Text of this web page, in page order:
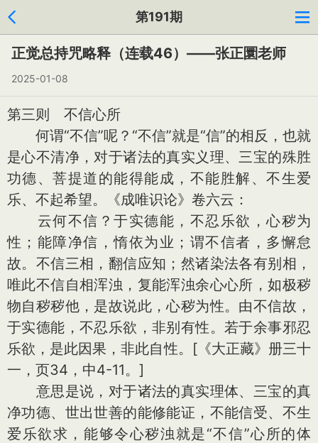
第191期
正觉总持咒略释（连载46）——张正圜老师
2025-01-08
第三则 不信心所
何谓“不信”呢？“不信”就是“信”的相反，也就
是心不清净，对于诸法的真实义理、三宝的殊胜
功德、菩提道的能得能成，不能胜解、不生爱
乐、不起希望。《成唯识论》卷六云：
云何不信？于实德能，不忍乐欲，心秽为
性；能障净信，惰依为业；谓不信者，多懈怠
故。不信三相，翻信应知；然诸染法各有别相，
唯此不信自相浑浊，复能浑浊余心心所，如极秽
物自秽秽他，是故说此，心秽为性。由不信故，
于实德能，不忍乐欲，非别有性。若于余事邪忍
乐欲，是此因果，非此自性。[《大正藏》册三十
一，页34，中4-11。]
意思是说，对于诸法的真实理体、三宝的真
净功德、世出世善的能修能证，不能信受、不生
爱乐欲求，能够令心秽浊就是“不信”心所的体